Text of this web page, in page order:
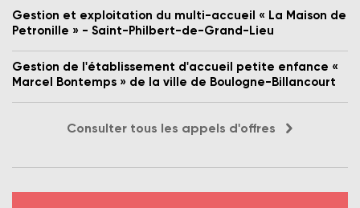
Gestion et exploitation du multi-accueil « La Maison de
Petronille » - Saint-Philbert-de-Grand-Lieu
Gestion de l'établissement d'accueil petite enfance «
Marcel Bontemps » de la ville de Boulogne-Billancourt
Consulter tous les appels d'offres